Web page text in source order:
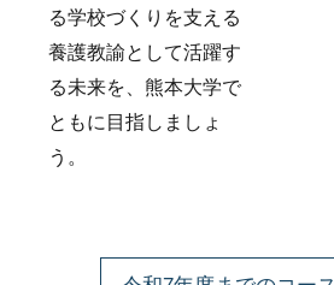
る学校づくりを支える
養護教諭として活躍す
る未来を、熊本大学で
ともに目指しましょ
う。